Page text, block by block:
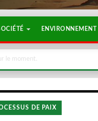
ENVIRONNEMENT
le moment.
DE PAIX